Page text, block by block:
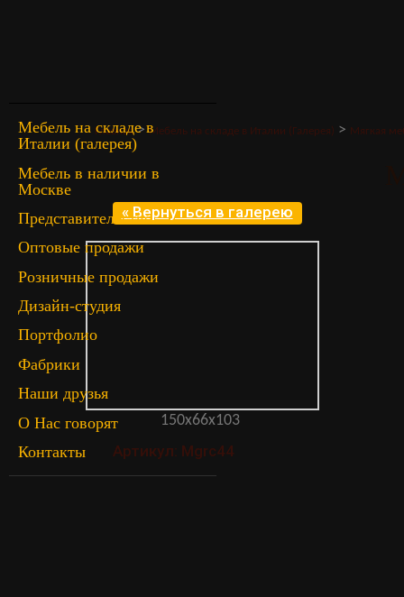
Мебель на складе в
Италии (галерея)
Мебель в наличии в
Москве
Представительство
Оптовые продажи
Розничные продажи
Дизайн-студия
Портфолио
Фабрики
Наши друзья
О Нас говорят
Контакты
Главная>Мебель на складе в Италии (Галерея) > Мягкая
« Вернуться в галерею
150х66х103
Артикул: Mgrc44